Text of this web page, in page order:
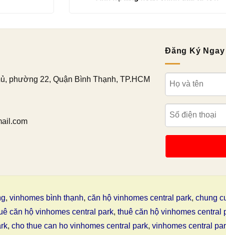
phường 22, Quận Bình Thạnh, TP.HCM
Đăng Ký Ngay
, vinhomes bình thạnh, căn hộ vinhomes central park, chung
căn hộ vinhomes central park, thuê căn hộ vinhomes central
, cho thue can ho vinhomes central park, vinhomes central